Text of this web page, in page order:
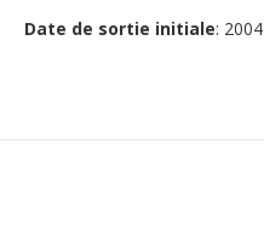
Date de sortie initiale: 2004